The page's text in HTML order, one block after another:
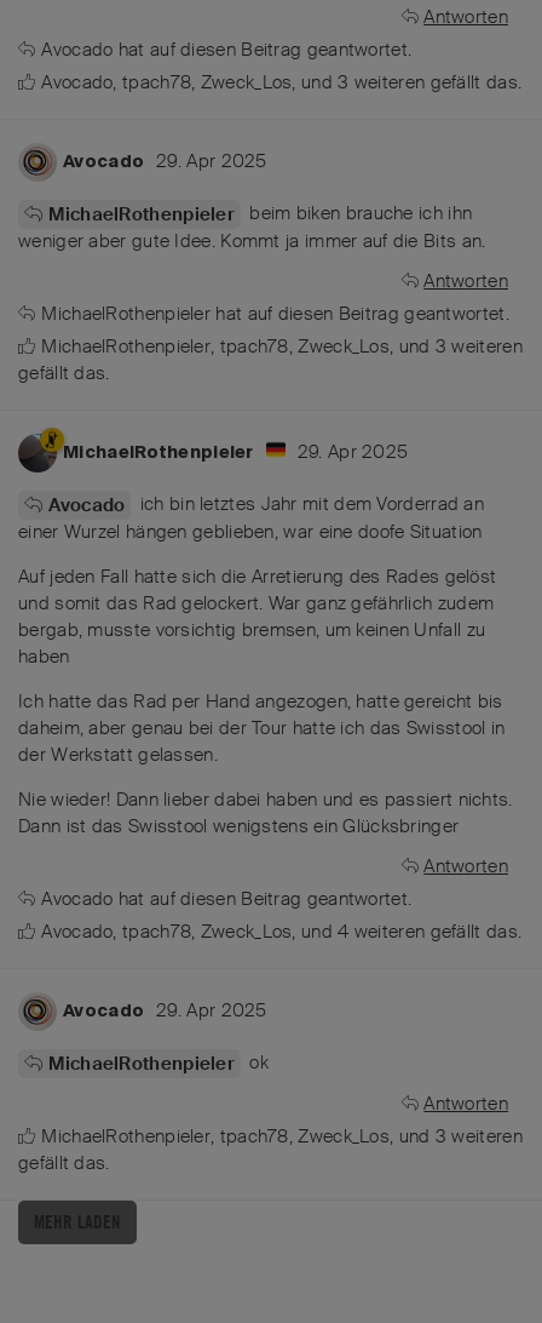
Antworten
Avocado hat auf diesen Beitrag geantwortet.
Avocado,tpach78, Zweck_Los, und3 weiteren gefällt das.
Avocado 29. Apr 2025
MichaelRothenpieler
beim biken brauche ich ihn
weniger aber gute Idee. Kommt ja immer auf die Bits an.
Antworten
MichaelRothenpieler hat auf diesen Beitrag geantwortet.
MichaelRothenpieler, tpach78,Zweck_Los, und 3 weiteren
gefällt das.
MichaelRothenpieler 29. Apr 2025
Avocado
ich bin letztes Jahr mit dem Vorderrad an
einer Wurzel hängen geblieben, war eine doofe Situation
Auf jeden Fall hatte sich die Arretierung des Rades gelöst
und somit das Rad gelockert. War ganz gefährlich zudem
bergab, musste vorsichtig bremsen, um keinen Unfall zu
haben
Ich hatte das Rad per Hand angezogen, hatte gereicht bis
daheim, aber genau bei der Tour hatte ich das Swisstool in
der Werkstatt gelassen.
Nie wieder! Dann lieber dabei haben und es passiert nichts.
Dann ist das Swisstool wenigstens ein Glücksbringer
Antworten
Avocado hat auf diesen Beitrag geantwortet.
Avocado,tpach78, Zweck_Los, und4 weiteren gefällt das.
Avocado 29. Apr 2025
MichaelRothenpieler ok
Antworten
MichaelRothenpieler, tpach78,Zweck_Los, und 3 weiteren
gefällt das.
MEHR LADEN